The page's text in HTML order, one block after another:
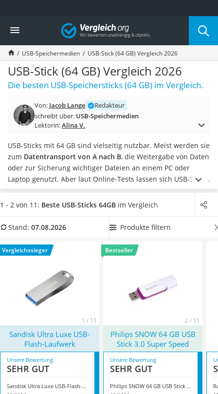
Die beliebtesten Vergleiche nach Kategorie
Elektronik
Powerstation
Monitor 32 Zoll 4K
Fernseher
Drucker
Desktop-PC
Diascanner
Laser-Multifunktionsdrucker
Powerstation mit Solarpanel
Gaming-PC
Soundbar
17-Zoll-Laptop
Satellitenschüssel
Gaming-Headset
Tablets unter 200 Euro
Lichtwecker
Acer Aspire
Vergleich
USB-Speichermedien USB-Stick (64 GB) Vergleich 2026
USB-Stick (64 GB) Vergleich 2026
Die besten USB-Speichersticks (64 GB) im Vergleich.
Von: Jacob Lange
Redakteur
schreibt über: USB-Speichermedien
Lektorin:Alina V.
USB-Sticks mit 64 GB sind vielseitig nutzbar. Meist werden sie
zum Datentransport von A nach B, die Weitergabe von Daten
oder zur Sicherung wichtiger Dateien an einem PC oder
Laptop genutzt. Aber laut Online-Tests lassen sich USB-Sticks
auchan vielen weiteren Geräten nutzen, z. B. Smart-TVs. Der
große Vorteil von USB-Sticks im Vergleich zu anderen
kompakten Abmessungen und das geringe Gewicht
Schlüssellochring aus unserem Vergleich, wenn Sie den
Speicher bequem an Ihrem Schlüsselbund mitnehmen
möchten. Überzeugt hat uns hier im August 2026 besonders
das ModellSandisk Ultra Luxe USB-Flash-Laufwerk *
seinen Eigenschaften.
1 - 2 von 11: Beste USB-Sticks 64GB im Vergleich
Stand: 07.08.2026 Produkte filtern
Vergleichssieger
1 / 11
Bestseller
2 / 11
Sandisk Ultra Luxe USB-
Flash-Laufwerk
Philips SNOW 64 GB USB
Stick 3.0 Super Speed
Unsere Bewertung
SEHR GUT
Sandisk Ultra Luxe USB-Flash-Laufwerk
Unsere Bewertung
SEHR GUT
Philips SNOW 64 GB USB Stick 3.0 Super Speed